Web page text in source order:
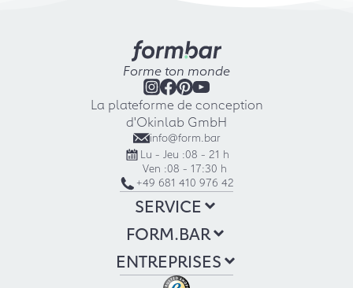
Forme ton monde
La plateforme de conception
d'Okinlab GmbH
info@form.bar
Lu - Jeu :08 - 21 h
Ven :08 - 17:30 h
+49 681 410 976 42
SERVICE
FORM.BAR
ENTREPRISES